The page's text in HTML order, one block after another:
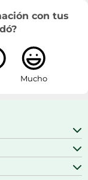
con tus
Mucho